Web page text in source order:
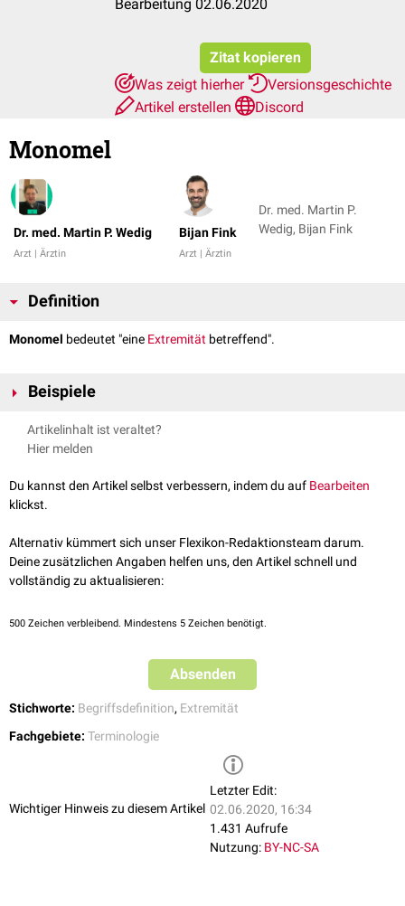
Bearbeitung 02.06.2020
Zitat kopieren
Was zeigt hierher
Versionsgeschichte
Artikel erstellen
Discord
Monomel
Dr. med. Martin P. Wedig
Arzt | Ärztin
Bijan Fink
Arzt | Ärztin
Dr. med. Martin P.
Wedig, Bijan Fink
Definition
Monomel bedeutet "eine Extremität betreffend".
Beispiele
monomelische Amyotrophie
monomele
Artikelinhalt ist veraltet?
Hier melden
Du kannst den Artikel selbst verbessern, indem du auf Bearbeiten
klickst.
Alternativ kümmert sich unser Flexikon-Redaktionsteam darum.
Deine zusätzlichen Angaben helfen uns, den Artikel schnell und
vollständig zu aktualisieren:
500 Zeichen verbleibend. Mindestens 5 Zeichen benötigt.
Absenden
Stichworte: Begriffsdefinition, Extremität
Fachgebiete: Terminologie
Wichtiger Hinweis zu diesem Artikel
Letzter Edit:
02.06.2020, 16:34
1.431 Aufrufe
Nutzung: BY-NC-SA